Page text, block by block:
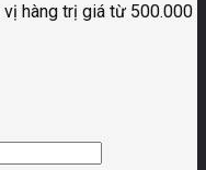
vị hàng trị giá từ 500.000